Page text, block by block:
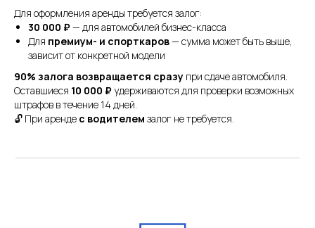
Для оформления аренды требуется залог:
30 000 ₽— для автомобилей бизнес-класса
Для премиум- и спорткаров— сумма может быть выше,
зависит от конкретной модели
90% залога возвращается сразу при сдаче автомобиля.
Оставшиеся 10 000 ₽удерживаются для проверки возможных
штрафов в течение 14 дней.
🔓 При аренде с водителем залог не требуется.